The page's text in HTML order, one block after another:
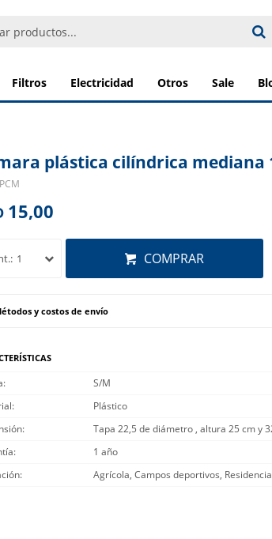
filtros electricidad otros sale
plástica cilíndrica mediana
15,00
1 COMPRAR
y costos de envío
S/M
Plástico
Tapa 22,5 de diámetro , altura 25 cm y
1 año
Agrícola, Campos deportivos,